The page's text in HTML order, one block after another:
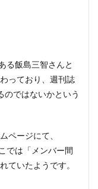
る飯島三智さんと
っており、週刊誌
のではないかという
ページにて、
では「メンバー間
ていたようです。